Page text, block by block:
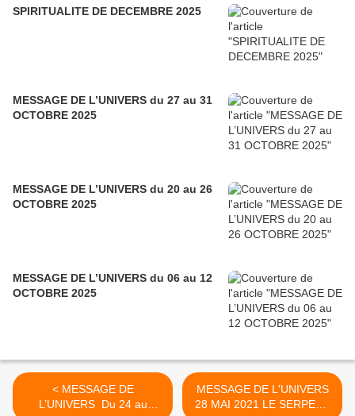
SPIRITUALITE DE DECEMBRE 2025
MESSAGE DE L’UNIVERS du 27 au 31
OCTOBRE 2025
MESSAGE DE L’UNIVERS du 20 au 26
OCTOBRE 2025
MESSAGE DE L’UNIVERS du 06 au 12
OCTOBRE 2025
< MESSAGE DE
L’UNIVERS Du 24 au
MESSAGE DE L'UNIVERS
28 MAI 2021 LE SERPENT